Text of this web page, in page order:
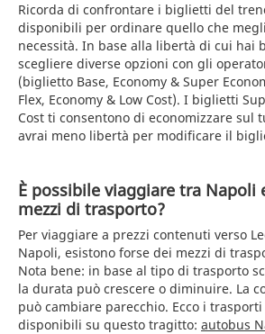
Ricorda di confrontare i biglietti del
disponibili per ordinare quello che
necessità. In base alla libertà di cui hai
scegliere diverse opzioni con gli
(biglietto Base, Economy & Super
Flex, Economy & Low Cost). I biglietti
Cost ti consentono di economizzare sul
avrai meno libertà per modificare il
È possibile viaggiare tra Napoli
mezzi di trasporto?
Per viaggiare a prezzi contenuti verso
Napoli, esistono forse dei mezzi di
Nota bene: in base al tipo di trasporto
la durata può crescere o diminuire. La
può cambiare parecchio. Ecco i
disponibili su questo tragitto: autobus